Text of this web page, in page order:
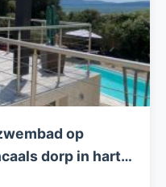
op
dorp in hartje